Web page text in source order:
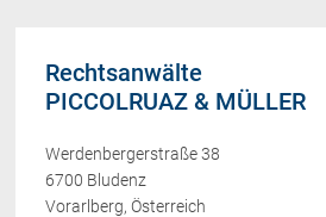
Rechtsanwälte
PICCOLRUAZ & MÜLLER
Werdenbergerstraße 38
6700 Bludenz
Vorarlberg, Österreich